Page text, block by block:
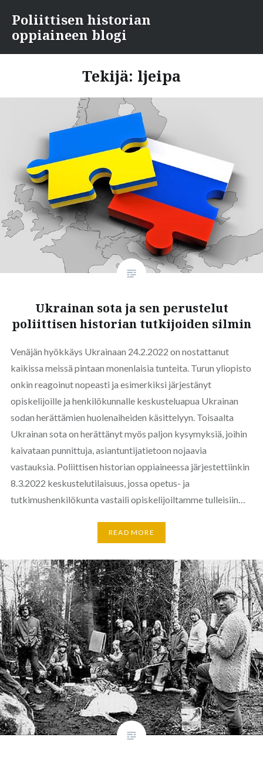
content
Poliittisen historian
oppiaineen blogi
Tekijä: ljeipa
Ukrainan sota ja sen perustelut
poliittisen historian tutkijoiden silmin
Venäjän hyökkäys Ukrainaan 24.2.2022 on nostattanut
kaikissa meissä pintaan monenlaisia tunteita. Turun yliopisto
onkin reagoinut nopeasti ja esimerkiksi järjestänyt
opiskelijoille ja henkilökunnalle keskusteluapua Ukrainan
sodan herättämien huolenaiheiden käsittelyyn. Toisaalta
Ukrainan sota on herättänyt myös paljon kysymyksiä, joihin
kaivataan punnittuja, asiantuntijatietoon nojaavia
vastauksia. Poliittisen historian oppiaineessa järjestettiinkin
8.3.2022 keskustelutilaisuus, jossa opetus- ja
tutkimushenkilökunta vastaili opiskelijoiltamme tulleisiin…
READ MORE